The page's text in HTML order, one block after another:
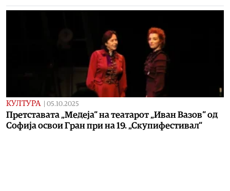
КУЛТУРА | 05.10.2025
Претставата „Медеја“ на театарот „Иван Вазов“ од
Софија освои Гран при на 19. „Скупифестивал“